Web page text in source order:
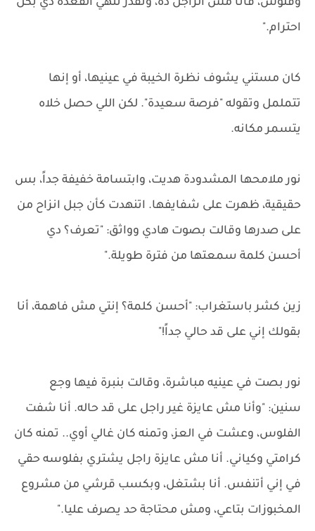
وفلوس، فأنا مش الراجل ده، ونقدر ننهي القعدة دي بكل
احترام."
كان مستني يشوف نظرة الخيبة في عينيها، أو إنها
تتململ وتقوله "فرصة سعيدة". لكن اللي حصل خلاه
يتسمر مكانه.
نور ملامحها المشدودة هديت، وابتسامة خفيفة جداً، بس
حقيقية، ظهرت على شفايفها. اتنهدت كأن جبل انزاح من
على صدرها وقالت بصوت هادي وواثق: "تعرف؟ دي
أحسن كلمة سمعتها من فترة طويلة."
زين كشر باستغراب: "أحسن كلمة؟ إنتي مش فاهمة، أنا
بقولك إني على قد حالي جداً!"
نور بصت في عينيه مباشرة، وقالت بنبرة فيها وجع
سنين: "وأنا مش عايزة غير راجل على قد حاله. أنا شفت
الفلوس، وعشت في العز، وتمنه كان غالي أوي.. تمنه كان
كرامتي وكياني. أنا مش عايزة راجل يشتري بفلوسه حقي
في إني أتنفس. أنا بشتغل، وبكسب قرشي من مشروع
المخبوزات بتاعي، ومش محتاجة حد يصرف عليا."